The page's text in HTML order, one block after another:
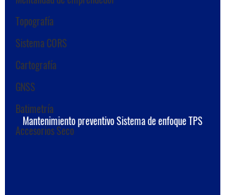
Topografía
Sistema CORS
Cartografía
GNSS
Batimetría
Accesorios Seco
Mantenimiento preventivo Sistema de enfoque TPS